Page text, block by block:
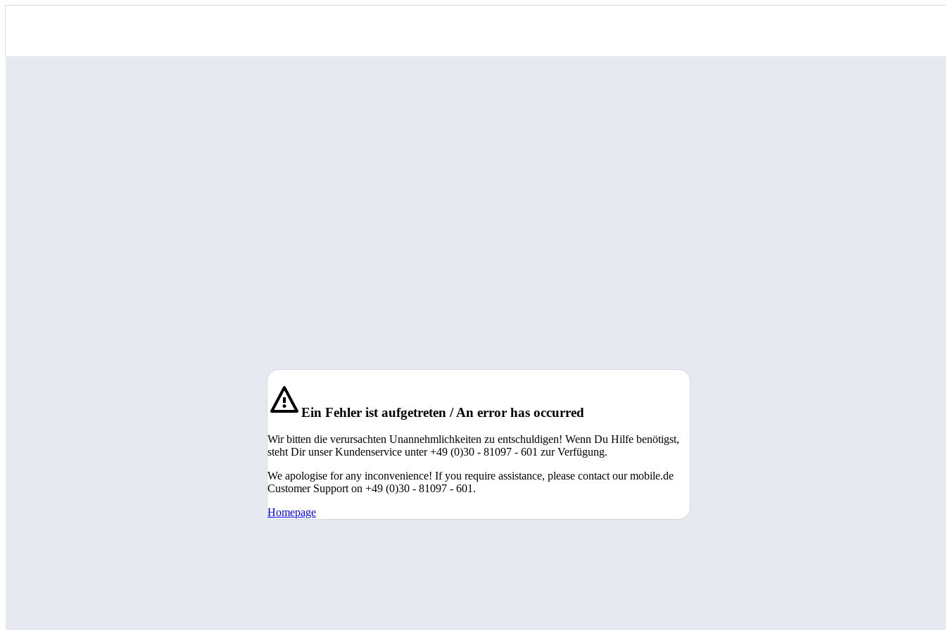
Ein Fehler ist aufgetreten / An error has occurred
Wir bitten die verursachten Unannehmlichkeiten zu entschuldigen! Wenn Du Hilfe benötigst,
steht Dir unser Kundenservice unter +49 (0)30 - 81097 - 601 zur Verfügung.
We apologise for any inconvenience! If you require assistance, please contact our mobile.de
Customer Support on +49 (0)30 - 81097 - 601.
Homepage